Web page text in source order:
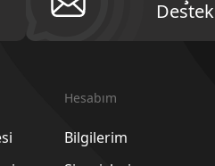
Destek
Hesabım
Bilgilerim